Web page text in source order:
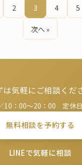
2 3 4 5
次へ »
は気軽にご相談くだ
10：00～20：00 定休
無料相談を予約する
LINEで気軽に相談